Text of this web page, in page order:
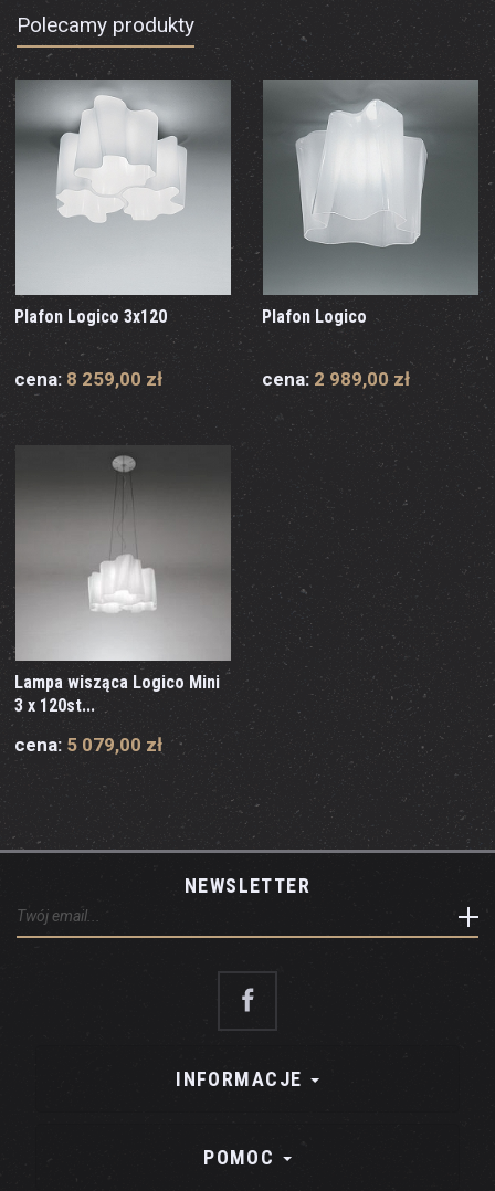
Polecamy produkty
Plafon Logico 3x120
cena: 8 259,00 zł
Plafon Logico
cena: 2 989,00 zł
Lampa wisząca Logico Mini
3 x 120st...
cena: 5 079,00 zł
NEWSLETTER
INFORMACJE
POMOC